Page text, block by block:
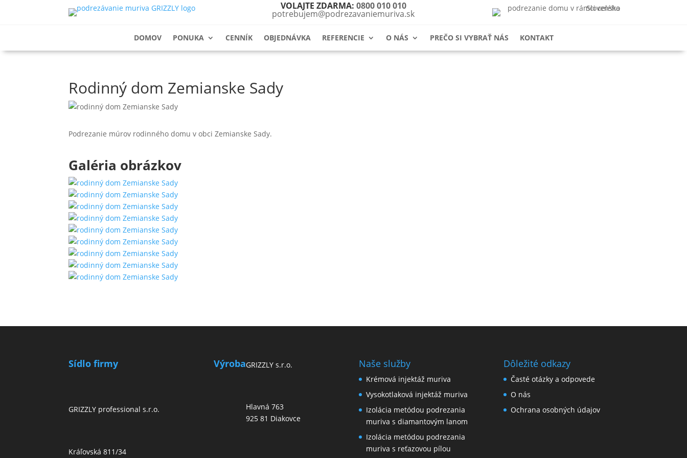
VOLAJTE ZDARMA: 0800 010 010
potrebujem@podrezavaniemuriva.sk
DOMOV PONUKA CENNÍK OBJEDNÁVKA REFERENCIE O NÁS PREČO SI VYBRAŤ NÁS KONTAKT
Rodinný dom Zemianske Sady
Podrezanie múrov rodinného domu v obci Zemianske Sady.
Galéria obrázkov
Sídlo firmy
GRIZZLY professional s.r.o.
Kráľovská 811/34
VýrobaGRIZZLY s.r.o.
Hlavná 763
925 81 Diakovce
Naše služby
Krémová injektáž muriva
Vysokotlaková injektáž muriva
Izolácia metódou podrezania
muriva s diamantovým lanom
Izolácia metódou podrezania
muriva s reťazovou pílou
Dôležité odkazy
Časté otázky a odpovede
O nás
Ochrana osobných údajov